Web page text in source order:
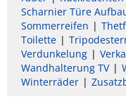
Scharnier Türe
Sommerreifen
Toilette
Verdunkelung
Wandhalterung TV
Winterräder